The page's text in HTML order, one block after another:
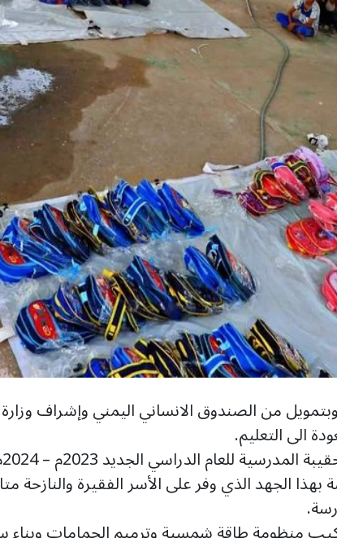
من الصندوق الانساني اليمني وإشراف وزارة
الى التعليم.
الجهد الذي وفر على الأسر الفقيرة والنازحة